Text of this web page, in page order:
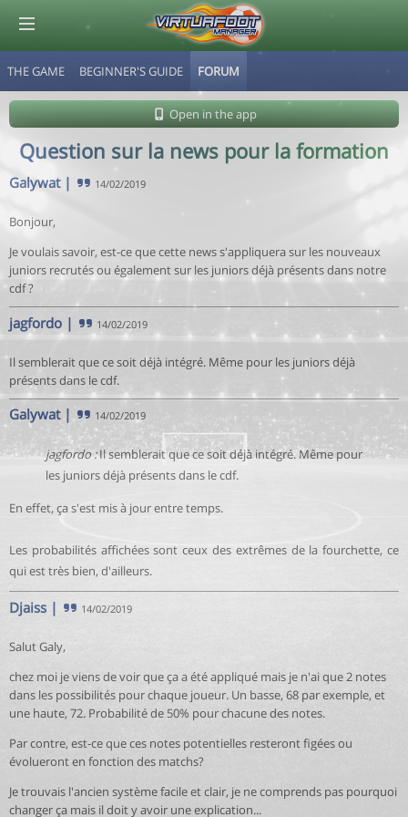
THE GAME BEGINNER'S GUIDE FORUM
Open in the app
Question sur la news pour la formation
Galywat| 14/02/2019
Bonjour,
Je voulais savoir, est-ce que cette news s'appliquera sur les nouveaux
juniors recrutés ou également sur les juniors déjà présents dans notre
cdf ?
jagfordo | 14/02/2019
Il semblerait que ce soit déjà intégré. Même pour les juniors déjà
présents dans le cdf.
Galywat| 14/02/2019
jagfordo :Il semblerait que ce soit déjà intégré. Même pour
les juniors déjà présents dans le cdf.
En effet, ça s'est mis à jour entre temps.
Les probabilités affichées sont ceux des extrêmes de la fourchette, ce
qui est très bien, d'ailleurs.
Djaiss | 14/02/2019
Salut Galy,
chez moi je viens de voir que ça a été appliqué mais je n'ai que 2 notes
dans les possibilités pour chaque joueur. Un basse, 68 par exemple, et
une haute, 72. Probabilité de 50% pour chacune des notes.
Par contre, est-ce que ces notes potentielles resteront figées ou
évolueront en fonction des matchs?
Je trouvais l'ancien système facile et clair, je ne comprends pas pourquoi
changer ça mais il doit y avoir une explication...
© Virtuafoot Manager by Aymeric Le Corre 202608080711